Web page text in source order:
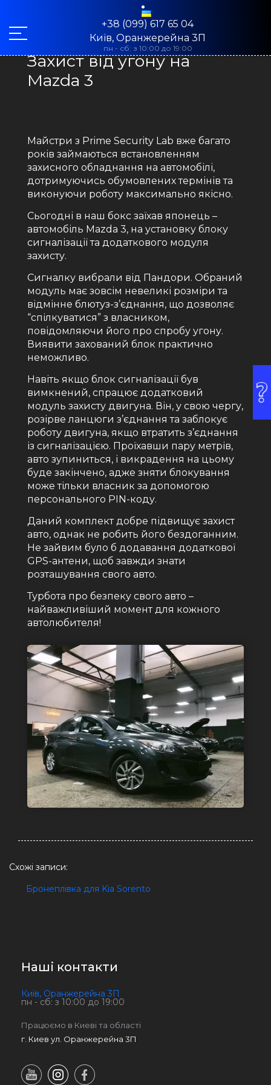
+38 (099) 617 65 04
Київ, Оранжерейна 3П
пн - сб: з 10:00 до 19:00
Захист від угону на
Mazda 3
Майстри з Prime Security Lab вже багато
років займаються встановленням
захисного обладнання на автомобілі,
дотримуючись обумовлених термінів та
виконуючи роботу максимально якісно.
Сьогодні в наш бокс заїхав японець –
автомобіль Mazda 3, на установку блоку
сигналізації та додаткового модуля
захисту.
Сигналку вибрали від Пандори. Обраний
модуль має зовсім невеликі розміри та
відмінне блютуз-з’єднання, що дозволяє
“спілкуватися” з власником,
повідомляючи його про спробу угону.
Виявити захований блок практично
неможливо.
Навіть якщо блок сигналізації був
вимкнений, спрацює додатковий
модуль захисту двигуна. Він, у свою чергу,
розірве ланцюги з’єднання та заблокує
роботу двигуна, якщо втратить з’єднання
із сигналізацією. Проїхавши пару метрів,
авто зупиниться, і викрадення на цьому
буде закінчено, адже зняти блокування
може тільки власник за допомогою
персонального PIN-коду.
Даний комплект добре підвищує захист
авто, однак не робить його бездоганним.
Не зайвим було б додавання додаткової
GPS-антени, щоб завжди знати
розташування свого авто.
Турбота про безпеку свого авто –
найважливіший момент для кожного
автолюбителя!
Схожі записи:
Бронеплівка для Kia Sorento
Наші контакти
Київ, Оранжерейна 3П
пн - сб: з 10:00 до 19:00
Працюємо в Киеві та області
г. Киев ул. Оранжерейна 3П